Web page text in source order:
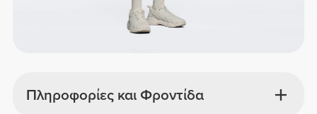
Πληροφορίες και Φροντίδα